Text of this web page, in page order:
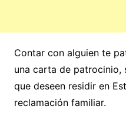
Contar con alguien te
una carta de patrocinio,
que deseen residir en
reclamación familiar.